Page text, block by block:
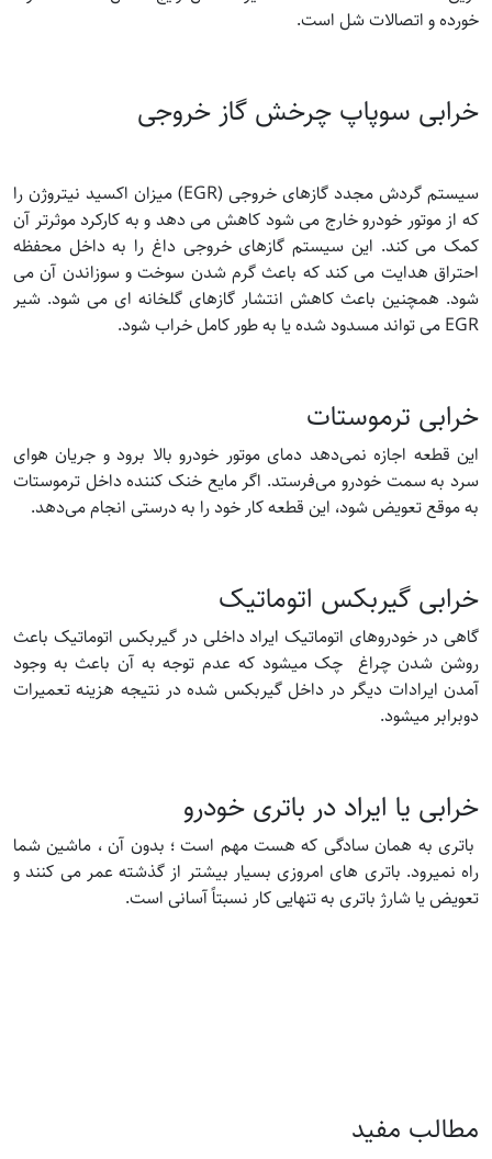
خورده و اتصالات شل است.
خرابی سوپاپ چرخش گاز خروجی
سیستم گردش مجدد گازهای خروجی (EGR) میزان اکسید نیتروژن را
که از موتور خودرو خارج می شود کاهش می دهد و به کارکرد موثرتر آن
کمک می کند. این سیستم گازهای خروجی داغ را به داخل محفظه
احتراق هدایت می کند که باعث گرم شدن سوخت و سوزاندن آن می
شود. همچنین باعث کاهش انتشار گازهای گلخانه ای می شود. شیر
EGR می تواند مسدود شده یا به طور کامل خراب شود.
خرابی ترموستات
این قطعه اجازه نمی‌دهد دمای موتور خودرو بالا برود و جریان هوای
سرد به سمت خودرو می‌فرستد. اگر مایع خنک کننده داخل ترموستات
به موقع تعویض شود، این قطعه کار خود را به درستی انجام می‌دهد.
خرابی گیربکس اتوماتیک
گاهی در خودروهای اتوماتیک ایراد داخلی در گیربکس اتوماتیک باعث
روشن شدن چراغ چک میشود که عدم توجه به آن باعث به وجود
آمدن ایرادات دیگر در داخل گیربکس شده در نتیجه هزینه تعمیرات
دوبرابر میشود.
خرابی یا ایراد در باتری خودرو
باتری به همان سادگی که هست مهم است ؛ بدون آن ، ماشین شما
راه نمیرود. باتری های امروزی بسیار بیشتر از گذشته عمر می کنند و
تعویض یا شارژ باتری به تنهایی کار نسبتاً آسانی است.
مطالب مفید